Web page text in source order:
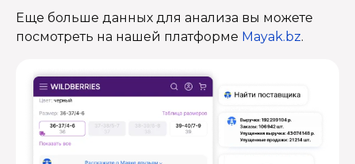
Еще больше данных для анализа вы можете
посмотреть на нашей платформе Mayak.bz.